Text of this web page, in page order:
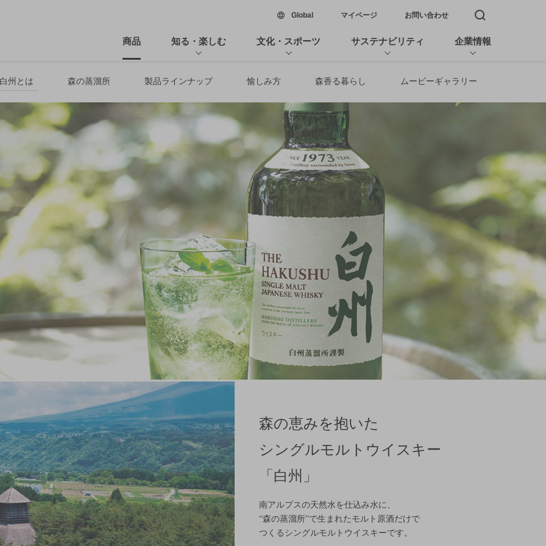
Global新しいウィンドウで開く
マイページ お問い合わせ 検索窓を開く
商品 知る・楽しむ 文化・スポーツ サステナビリティ 企業情報
白州とは 森の蒸溜所 製品ラインナップ 愉しみ方 森香る暮らし ムービーギャラリー
森の恵みを抱いた
シングルモルトウイスキー
「白州」
南アルプスの天然水を仕込み水に、
“森の蒸溜所”で生まれたモルト原酒だけで
つくるシングルモルトウイスキーです。